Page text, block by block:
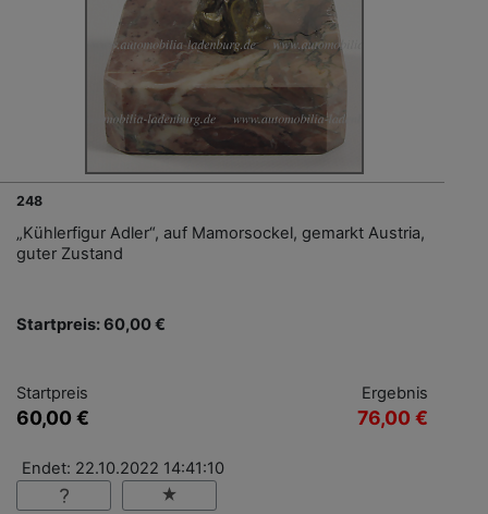
248
„Kühlerfigur Adler“, auf Mamorsockel, gemarkt Austria,
guter Zustand
Startpreis: 60,00 €
Startpreis
60,00 €
Ergebnis
76,00 €
Endet: 22.10.2022 14:41:10